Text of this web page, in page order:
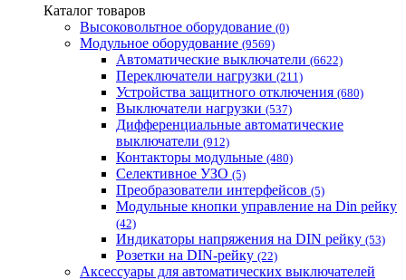
Каталог товаров
Высоковольтное оборудование (0)
Модульное оборудование (9569)
Автоматические выключатели (6622)
Переключатели нагрузки (211)
Устройства защитного отключения (680)
Выключатели нагрузки (537)
Дифференциальные автоматические
выключатели (912)
Контакторы модульные (480)
Селективное УЗО (5)
Преобразователи интерфейсов (5)
Модульные кнопки управление на Din рейку
(42)
Индикаторы напряжения на DIN рейку (53)
Розетки на DIN-рейку (22)
Аксессуары для автоматических выключателей